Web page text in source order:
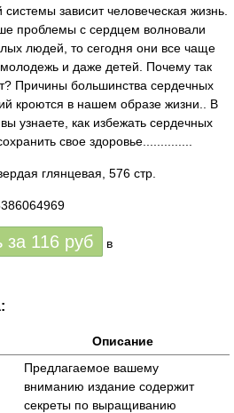
системы зависит человеческая жизнь.
проблемы с сердцем волновали
людей, то сегодня они все чаще
и даже детей. Почему так
Причины большинства сердечных
кроются в нашем образе жизни.. В
узнаете, как избежать сердечных
свое здоровье..............
глянцевая, 576 стр.
за 116 руб в
Описание
Предлагаемое вашему
вниманию издание содержит
секреты по выращиванию